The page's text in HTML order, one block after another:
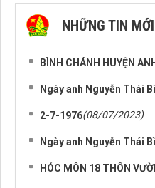
NHỮNG TIN
BÌNH CHÁNH HUYỆN
Ngày anh Nguyễn Thái
2-7-1976(08/07/2023)
Ngày anh Nguyễn Thái
HÓC MÔN 18 THÔN